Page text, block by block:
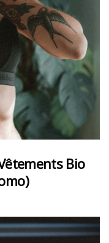
Bio